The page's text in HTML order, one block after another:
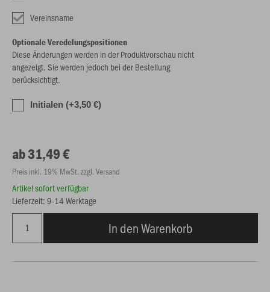
Vereinsname
Optionale Veredelungspositionen
Diese Änderungen werden in der Produktvorschau nicht
angezeigt. Sie werden jedoch bei der Bestellung
berücksichtigt.
Initialen (+3,50 €)
ab 31,49 €
Preis inkl. 19% MwSt. zzgl. Versand
Artikel sofort verfügbar
Lieferzeit: 9-14 Werktage
In den Warenkorb